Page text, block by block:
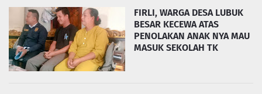
FIRLI, WARGA DESA LUBUK
BESAR KECEWA ATAS
PENOLAKAN ANAK NYA MAU
MASUK SEKOLAH TK